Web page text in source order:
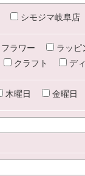
シモジマ岐阜店
ラワー ラッピ
クラフト デ
木曜日 金曜日